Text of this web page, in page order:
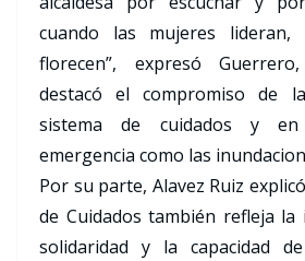
cuando las mujeres lideran,
florecen”, expresó
destacó el compromiso de
sistema de cuidados y en
emergencia como las
Por su parte, Alavez Ruiz
de Cuidados también refleja la
solidaridad y la capacidad